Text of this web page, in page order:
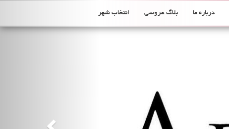
درباره ما بلاگ عروسی انتخاب شهر